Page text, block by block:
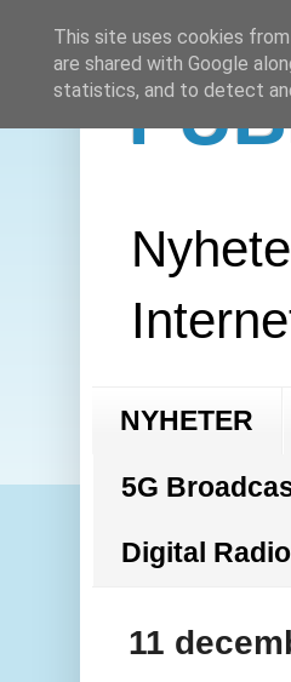
NYHETER
5G
Digital
11
This site uses cookies
are shared with Google
statistics, and to detect